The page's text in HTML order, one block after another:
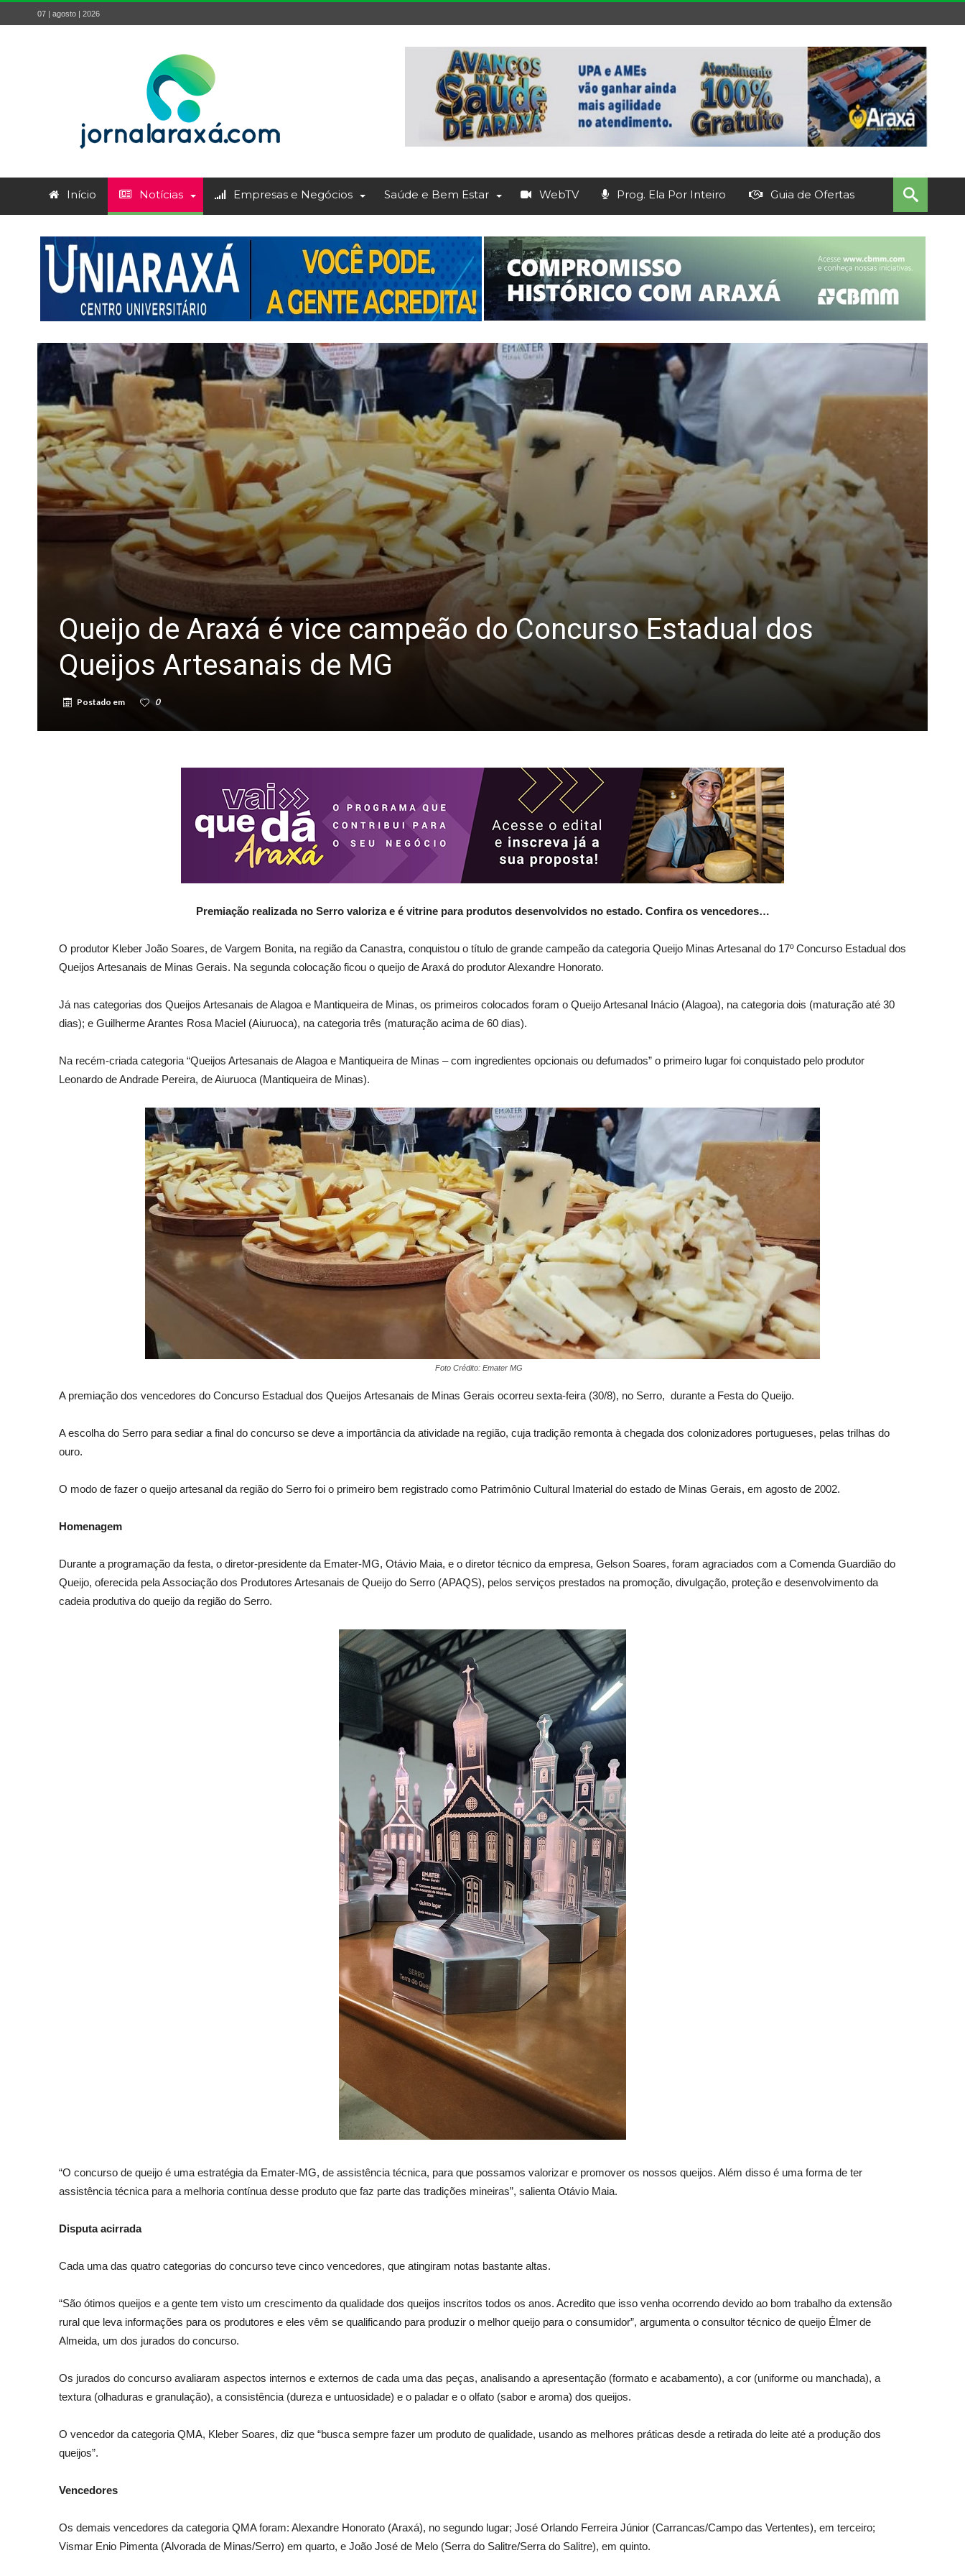
07 | agosto | 2026
Início Notícias Empresas e Negócios Saúde e Bem Estar WebTV Prog. Ela Por Inteiro Guia de Ofertas
Queijo de Araxá é vice campeão do Concurso Estadual dos
Queijos Artesanais de MG
Postado em 0
Premiação realizada no Serro valoriza e é vitrine para produtos desenvolvidos no estado. Confira os vencedores…
O produtor Kleber João Soares, de Vargem Bonita, na região da Canastra, conquistou o título de grande campeão da categoria Queijo Minas Artesanal do 17º Concurso Estadual dos
Queijos Artesanais de Minas Gerais. Na segunda colocação ficou o queijo de Araxá do produtor Alexandre Honorato.
Já nas categorias dos Queijos Artesanais de Alagoa e Mantiqueira de Minas, os primeiros colocados foram o Queijo Artesanal Inácio (Alagoa), na categoria dois (maturação até 30
dias); e Guilherme Arantes Rosa Maciel (Aiuruoca), na categoria três (maturação acima de 60 dias).
Na recém-criada categoria “Queijos Artesanais de Alagoa e Mantiqueira de Minas – com ingredientes opcionais ou defumados” o primeiro lugar foi conquistado pelo produtor
Leonardo de Andrade Pereira, de Aiuruoca (Mantiqueira de Minas).
Foto Crédito: Emater MG
A premiação dos vencedores do Concurso Estadual dos Queijos Artesanais de Minas Gerais ocorreu sexta-feira (30/8), no Serro, durante a Festa do Queijo.
A escolha do Serro para sediar a final do concurso se deve a importância da atividade na região, cuja tradição remonta à chegada dos colonizadores portugueses, pelas trilhas do
ouro.
O modo de fazer o queijo artesanal da região do Serro foi o primeiro bem registrado como Patrimônio Cultural Imaterial do estado de Minas Gerais, em agosto de 2002.
Homenagem
Durante a programação da festa, o diretor-presidente da Emater-MG, Otávio Maia, e o diretor técnico da empresa, Gelson Soares, foram agraciados com a Comenda Guardião do
Queijo, oferecida pela Associação dos Produtores Artesanais de Queijo do Serro (APAQS), pelos serviços prestados na promoção, divulgação, proteção e desenvolvimento da
cadeia produtiva do queijo da região do Serro.
“O concurso de queijo é uma estratégia da Emater-MG, de assistência técnica, para que possamos valorizar e promover os nossos queijos. Além disso é uma forma de ter
assistência técnica para a melhoria contínua desse produto que faz parte das tradições mineiras”, salienta Otávio Maia.
Disputa acirrada
Cada uma das quatro categorias do concurso teve cinco vencedores, que atingiram notas bastante altas.
“São ótimos queijos e a gente tem visto um crescimento da qualidade dos queijos inscritos todos os anos. Acredito que isso venha ocorrendo devido ao bom trabalho da extensão
rural que leva informações para os produtores e eles vêm se qualificando para produzir o melhor queijo para o consumidor”, argumenta o consultor técnico de queijo Élmer de
Almeida, um dos jurados do concurso.
Os jurados do concurso avaliaram aspectos internos e externos de cada uma das peças, analisando a apresentação (formato e acabamento), a cor (uniforme ou manchada), a
textura (olhaduras e granulação), a consistência (dureza e untuosidade) e o paladar e o olfato (sabor e aroma) dos queijos.
O vencedor da categoria QMA, Kleber Soares, diz que “busca sempre fazer um produto de qualidade, usando as melhores práticas desde a retirada do leite até a produção dos
queijos”.
Vencedores
Os demais vencedores da categoria QMA foram: Alexandre Honorato (Araxá), no segundo lugar; José Orlando Ferreira Júnior (Carrancas/Campo das Vertentes), em terceiro;
Vismar Enio Pimenta (Alvorada de Minas/Serro) em quarto, e João José de Melo (Serra do Salitre/Serra do Salitre), em quinto.